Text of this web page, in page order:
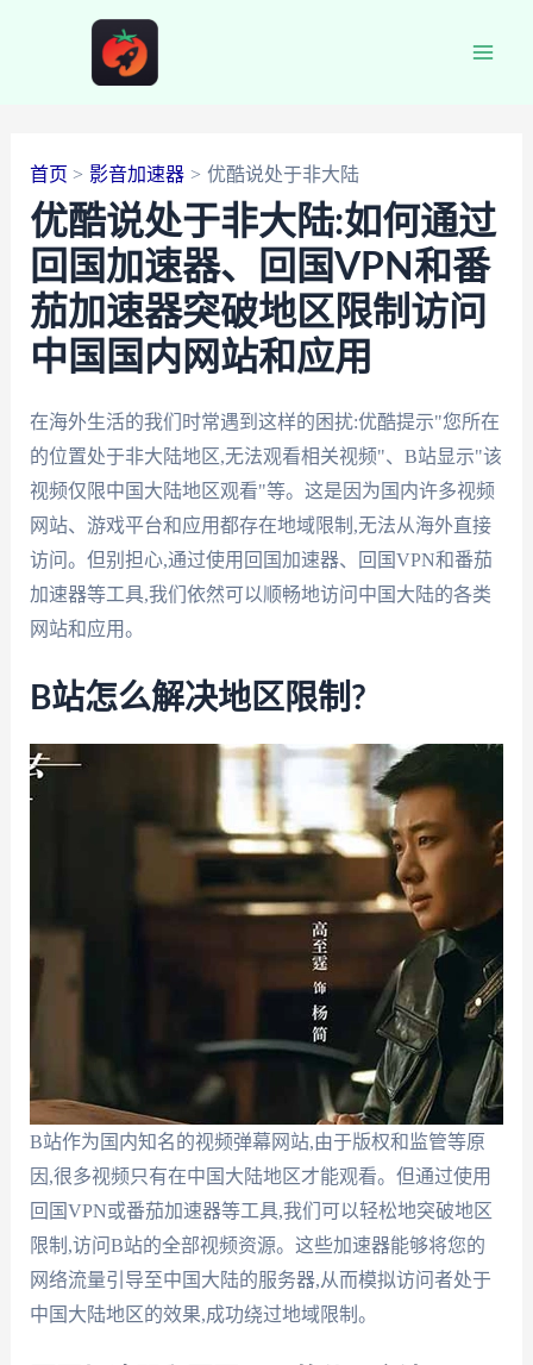
首页 影音加速器 优酷说处于非大陆
优酷说处于非大陆:如何通过
回国加速器、回国VPN和番
茄加速器突破地区限制访问
中国国内网站和应用
在海外生活的我们时常遇到这样的困扰:优酷提示"您所在
的位置处于非大陆地区,无法观看相关视频"、B站显示"该
视频仅限中国大陆地区观看"等。这是因为国内许多视频
网站、游戏平台和应用都存在地域限制,无法从海外直接
访问。但别担心,通过使用回国加速器、回国VPN和番茄
加速器等工具,我们依然可以顺畅地访问中国大陆的各类
网站和应用。
B站怎么解决地区限制?
B站作为国内知名的视频弹幕网站,由于版权和监管等原
因,很多视频只有在中国大陆地区才能观看。但通过使用
回国VPN或番茄加速器等工具,我们可以轻松地突破地区
限制,访问B站的全部视频资源。这些加速器能够将您的
网络流量引导至中国大陆的服务器,从而模拟访问者处于
中国大陆地区的效果,成功绕过地域限制。